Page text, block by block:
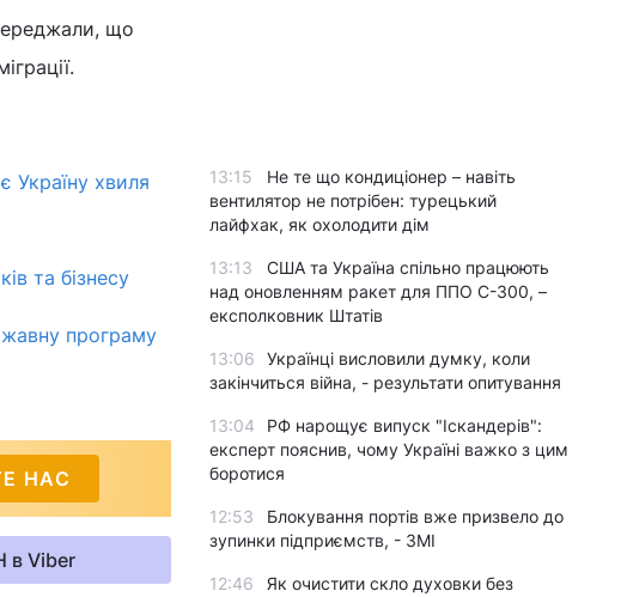
що
Україну хвиля
та бізнесу
програму
НАС
в Viber
13:15
Не те що кондиціонер – навіть
вентилятор не потрібен: турецький
лайфхак, як охолодити дім
13:13
США та Україна спільно працюють
над оновленням ракет для ППО С-300, –
експолковник Штатів
13:06
Українці висловили думку, коли
закінчиться війна, - результати опитування
13:04
РФ нарощує випуск "Іскандерів":
експерт пояснив, чому Україні важко з цим
боротися
12:53
Блокування портів вже призвело до
зупинки підприємств, - ЗМІ
12:46 Як очистити скло духовки без